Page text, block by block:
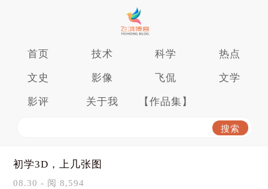
首页 技术 科学 热点
文史 影像 飞侃 文学
影评 关于我 【作品集】
初学3D，上几张图
08.30 - 阅 8,594